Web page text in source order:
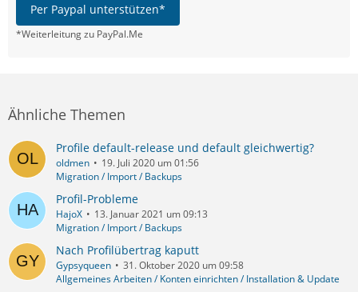
Per Paypal unterstützen*
*Weiterleitung zu PayPal.Me
Ähnliche Themen
Profile default-release und default gleichwertig?
oldmen
19. Juli 2020 um 01:56
Migration / Import / Backups
Profil-Probleme
HajoX
13. Januar 2021 um 09:13
Migration / Import / Backups
Nach Profilübertrag kaputt
Gypsyqueen
31. Oktober 2020 um 09:58
Allgemeines Arbeiten / Konten einrichten / Installation & Update